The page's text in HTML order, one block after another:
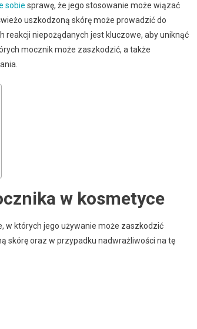
sobie sprawę, że jego stosowanie może wiązać
uszkodzoną skórę może prowadzić do
reakcji niepożądanych jest kluczowe, aby uniknąć
mocznik może zaszkodzić, a także
w kosmetyce
w których jego używanie może zaszkodzić
skórę oraz w przypadku nadwrażliwości na tę